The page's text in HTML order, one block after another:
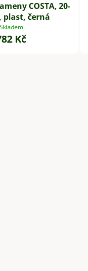
COSTA, 20-
plast, černá
Skladem
Kč